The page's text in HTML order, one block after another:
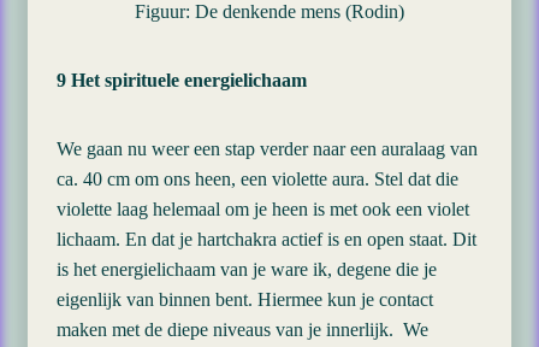
Figuur: De denkende mens (Rodin)
9 Het spirituele energielichaam
We gaan nu weer een stap verder naar een auralaag van
ca. 40 cm om ons heen, een violette aura. Stel dat die
violette laag helemaal om je heen is met ook een violet
lichaam. En dat je hartchakra actief is en open staat. Dit
is het energielichaam van je ware ik, degene die je
eigenlijk van binnen bent. Hiermee kun je contact
maken met de diepe niveaus van je innerlijk. We